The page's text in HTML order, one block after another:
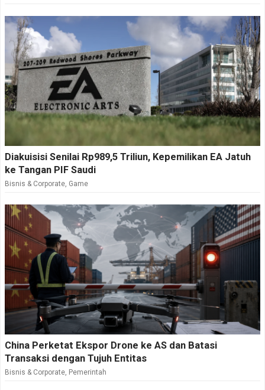
Diakuisisi Senilai Rp989,5 Triliun, Kepemilikan EA Jatuh
ke Tangan PIF Saudi
Bisnis & Corporate Game
China Perketat Ekspor Drone ke AS dan Batasi
Transaksi dengan Tujuh Entitas
Bisnis & Corporate Pemerintah